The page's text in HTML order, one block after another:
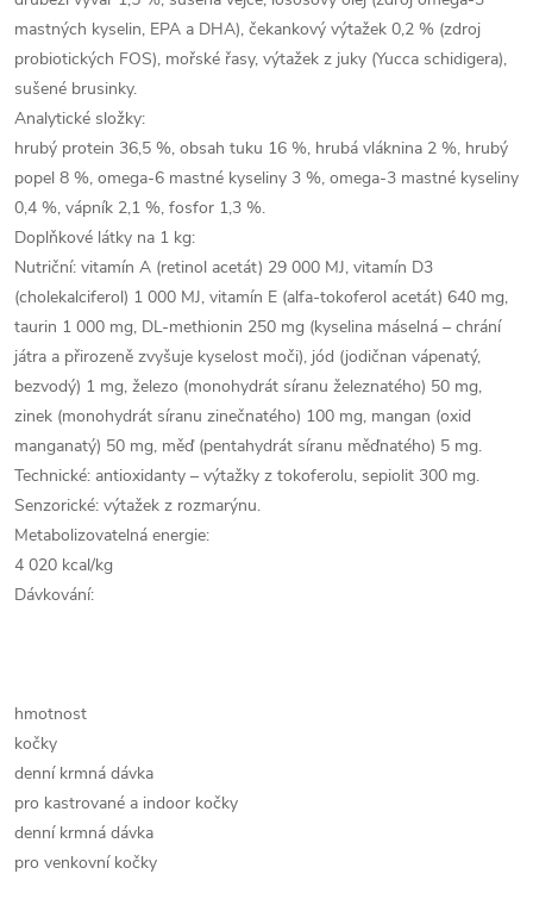
mastných kyselin, EPA a DHA), čekankový výtažek 0,2 % (zdroj
probiotických FOS), mořské řasy, výtažek z juky (Yucca schidigera),
sušené brusinky.
Analytické složky:
hrubý protein 36,5 %, obsah tuku 16 %, hrubá vláknina 2 %, hrubý
popel 8 %, omega-6 mastné kyseliny 3 %, omega-3 mastné kyseliny
0,4 %, vápník 2,1 %, fosfor 1,3 %.
Doplňkové látky na 1 kg:
Nutriční: vitamín A (retinol acetát) 29 000 MJ, vitamín D3
(cholekalciferol) 1 000 MJ, vitamín E (alfa-tokoferol acetát) 640 mg,
taurin 1 000 mg, DL-methionin 250 mg (kyselina máselná – chrání
játra a přirozeně zvyšuje kyselost moči), jód (jodičnan vápenatý,
bezvodý) 1 mg, železo (monohydrát síranu železnatého) 50 mg,
zinek (monohydrát síranu zinečnatého) 100 mg, mangan (oxid
manganatý) 50 mg, měď (pentahydrát síranu měďnatého) 5 mg.
Technické: antioxidanty – výtažky z tokoferolu, sepiolit 300 mg.
Senzorické: výtažek z rozmarýnu.
Metabolizovatelná energie:
4 020 kcal/kg
Dávkování:
hmotnost
kočky
denní krmná dávka
pro kastrované a indoor kočky
denní krmná dávka
pro venkovní kočky